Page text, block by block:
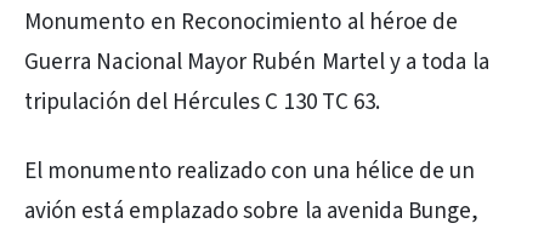
Monumento en Reconocimiento al héroe de
Guerra Nacional Mayor Rubén Martel y a toda la
tripulación del Hércules C 130 TC 63.
El monumento realizado con una hélice de un
avión está emplazado sobre la avenida Bunge,